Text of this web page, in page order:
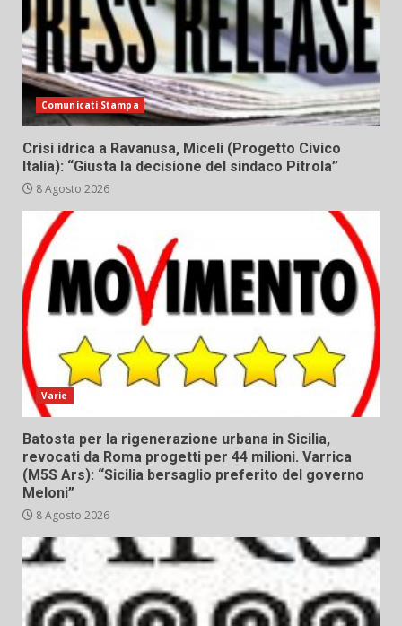
Comunicati Stampa
Crisi idrica a Ravanusa, Miceli (Progetto Civico
Italia): “Giusta la decisione del sindaco Pitrola”
8 Agosto 2026
Varie
Batosta per la rigenerazione urbana in Sicilia,
revocati da Roma progetti per 44 milioni. Varrica
(M5S Ars): “Sicilia bersaglio preferito del governo
Meloni”
8 Agosto 2026